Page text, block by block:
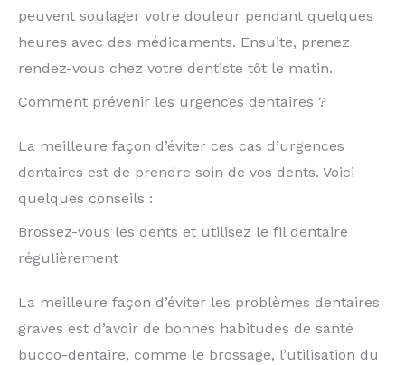
peuvent soulager votre douleur pendant quelques
heures avec des médicaments. Ensuite, prenez
rendez-vous chez votre dentiste tôt le matin.
Comment prévenir les urgences dentaires ?
La meilleure façon d’éviter ces cas d’urgences
dentaires est de prendre soin de vos dents. Voici
quelques conseils :
Brossez-vous les dents et utilisez le fil dentaire
régulièrement
La meilleure façon d’éviter les problèmes dentaires
graves est d’avoir de bonnes habitudes de santé
bucco-dentaire, comme le brossage, l’utilisation du